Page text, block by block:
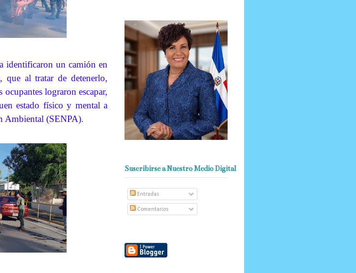
identificaron un camión en
que al tratar de detenerlo,
lograron escapar,
estado físico y mental a
Ambiental (SENPA).
Suscribirse a Nuestro Medio Digital
Entradas
Comentarios